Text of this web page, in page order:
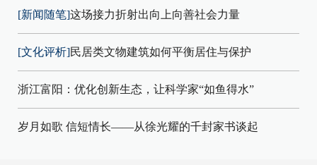
[新闻随笔]这场接力折射出向上向善社会力量
[文化评析]民居类文物建筑如何平衡居住与保护
浙江富阳：优化创新生态，让科学家“如鱼得水”
岁月如歌 信短情长——从徐光耀的千封家书谈起